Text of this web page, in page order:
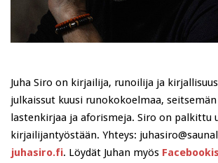
Juha Siro on kirjailija, runoilija ja
julkaissut kuusi runokokoelmaa,
lastenkirjaa ja aforismeja. Siro on palkittu
kirjailijantyöstään. Yhteys:
juhasiro.fi. Löydät Juhan myös